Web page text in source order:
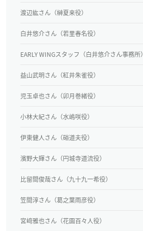
渡辺紘さん（榊夏来役）
白井悠介さん（若里春名役）
EARLY WINGスタッフ（白井悠介さん事務所）
益山武明さん（紅井朱雀役）
児玉卓也さん（卯月巻緒役）
小林大紀さん（水嶋咲役）
伊東健人さん（硲道夫役）
濱野大輝さん（円城寺道流役）
比留間俊哉さん（九十九一希役）
笠間淳さん（葛之葉雨彦役）
宮﨑雅也さん（花園百々人役）